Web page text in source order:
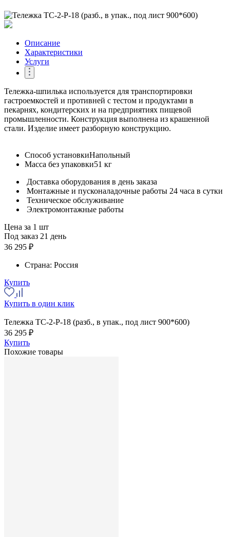
Описание
Характеристики
Услуги
Тележка-шпилька используется для транспортировки
гастроемкостей и противней с тестом и продуктами в
пекарнях, кондитерских и на предприятиях пищевой
промышленности. Конструкция выполнена из крашенной
стали. Изделие имеет разборную конструкцию.
Способ установкиНапольный
Масса без упаковки51 кг
Доставка оборудования в день заказа
Монтажные и пусконаладочные работы 24 часа в сутки
Техническое обслуживание
Электромонтажные работы
Цена за 1 шт
Под заказ 21 день
36 295 ₽
Страна: Россия
Купить
Купить в один клик
Тележка ТС-2-Р-18 (разб., в упак., под лист 900*600)
36 295 ₽
Купить
Похожие товары